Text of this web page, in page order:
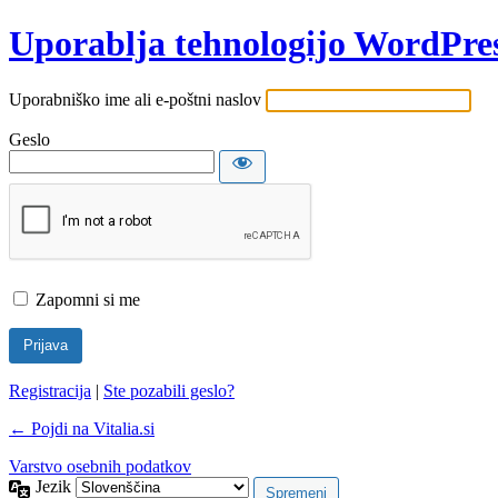
Uporablja tehnologijo
Uporabniško ime ali e-poštni naslov
Geslo
Zapomni si me
Registracija | Ste pozabili geslo?
← Pojdi na Vitalia.si
Varstvo osebnih podatkov
Jezik